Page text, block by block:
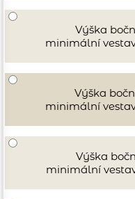
Výška
minimální
Výška
minimální
Výška
minimální